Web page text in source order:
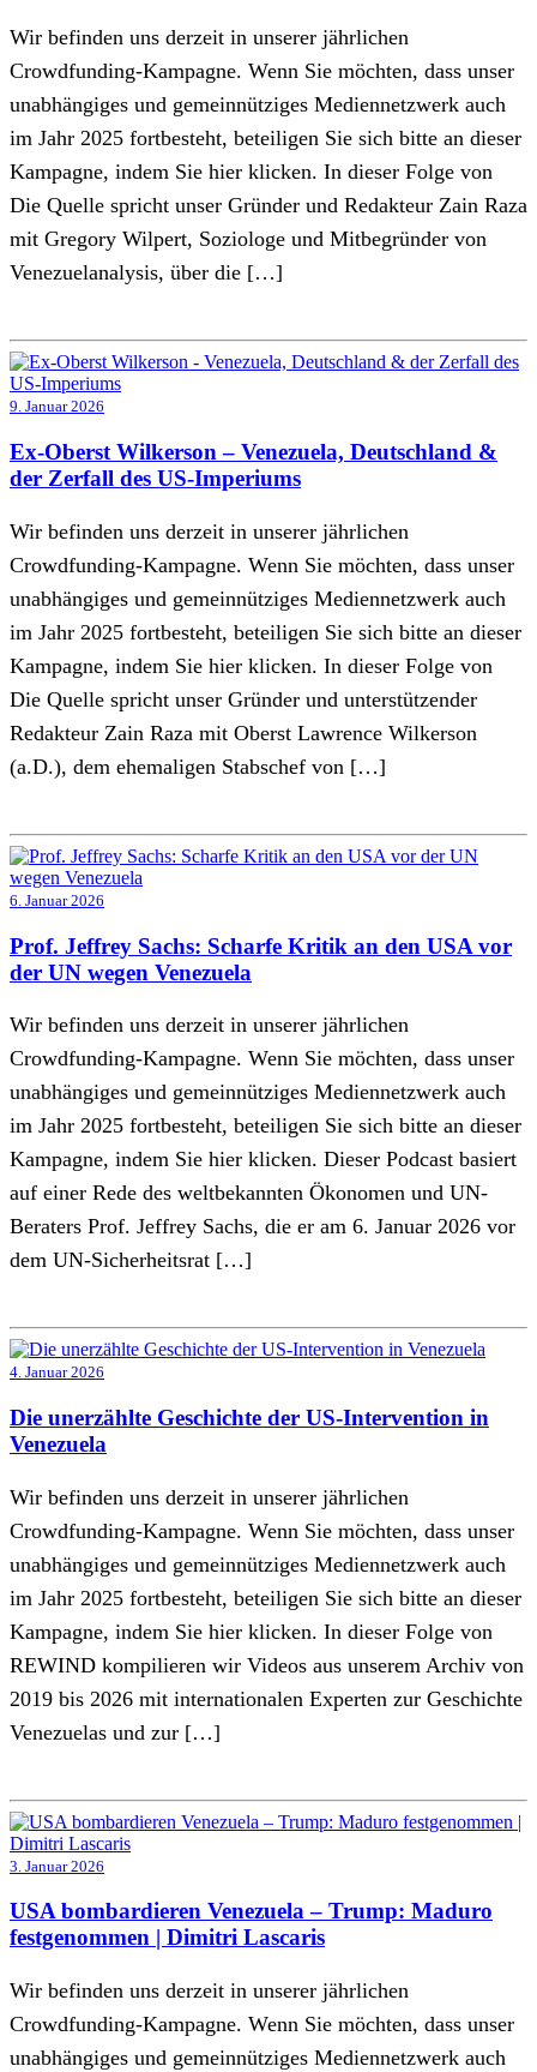
Wir befinden uns derzeit in unserer jährlichen
Crowdfunding-Kampagne. Wenn Sie möchten, dass unser
unabhängiges und gemeinnütziges Mediennetzwerk auch
im Jahr 2025 fortbesteht, beteiligen Sie sich bitte an dieser
Kampagne, indem Sie hier klicken. In dieser Folge von
Die Quelle spricht unser Gründer und Redakteur Zain Raza
mit Gregory Wilpert, Soziologe und Mitbegründer von
Venezuelanalysis, über die […]
9. Januar 2026
Ex-Oberst Wilkerson – Venezuela, Deutschland &
der Zerfall des US-Imperiums
Wir befinden uns derzeit in unserer jährlichen
Crowdfunding-Kampagne. Wenn Sie möchten, dass unser
unabhängiges und gemeinnütziges Mediennetzwerk auch
im Jahr 2025 fortbesteht, beteiligen Sie sich bitte an dieser
Kampagne, indem Sie hier klicken. In dieser Folge von
Die Quelle spricht unser Gründer und unterstützender
Redakteur Zain Raza mit Oberst Lawrence Wilkerson
(a.D.), dem ehemaligen Stabschef von […]
6. Januar 2026
Prof. Jeffrey Sachs: Scharfe Kritik an den USA vor
der UN wegen Venezuela
Wir befinden uns derzeit in unserer jährlichen
Crowdfunding-Kampagne. Wenn Sie möchten, dass unser
unabhängiges und gemeinnütziges Mediennetzwerk auch
im Jahr 2025 fortbesteht, beteiligen Sie sich bitte an dieser
Kampagne, indem Sie hier klicken. Dieser Podcast basiert
auf einer Rede des weltbekannten Ökonomen und UN-
Beraters Prof. Jeffrey Sachs, die er am 6. Januar 2026 vor
dem UN-Sicherheitsrat […]
4. Januar 2026
Die unerzählte Geschichte der US-Intervention in
Venezuela
Wir befinden uns derzeit in unserer jährlichen
Crowdfunding-Kampagne. Wenn Sie möchten, dass unser
unabhängiges und gemeinnütziges Mediennetzwerk auch
im Jahr 2025 fortbesteht, beteiligen Sie sich bitte an dieser
Kampagne, indem Sie hier klicken. In dieser Folge von
REWIND kompilieren wir Videos aus unserem Archiv von
2019 bis 2026 mit internationalen Experten zur Geschichte
Venezuelas und zur […]
3. Januar 2026
USA bombardieren Venezuela – Trump: Maduro
festgenommen | Dimitri Lascaris
Wir befinden uns derzeit in unserer jährlichen
Crowdfunding-Kampagne. Wenn Sie möchten, dass unser
unabhängiges und gemeinnütziges Mediennetzwerk auch